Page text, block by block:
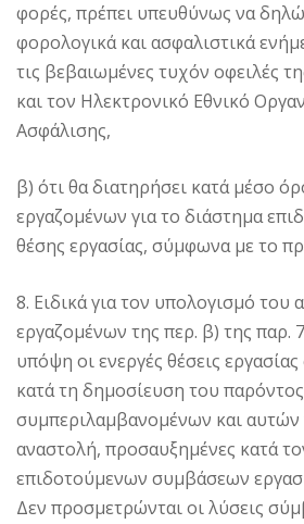
φορές, πρέπει υπευθύνως να
φορολογικά και ασφαλιστικά
τις βεβαιωμένες τυχόν οφειλές
και τον Ηλεκτρονικό Εθνικό
Ασφάλισης,
β) ότι θα διατηρήσει κατά μέσο
εργαζομένων για το διάστημα
θέσης εργασίας, σύμφωνα με το
8. Ειδικά για τον υπολογισμό του
εργαζομένων της περ. β) της παρ.
υπόψη οι ενεργές θέσεις
κατά τη δημοσίευση του
συμπεριλαμβανομένων και αυτών
αναστολή, προσαυξημένες κατά
επιδοτούμενων συμβάσεων
Δεν προσμετρώνται οι λύσεις